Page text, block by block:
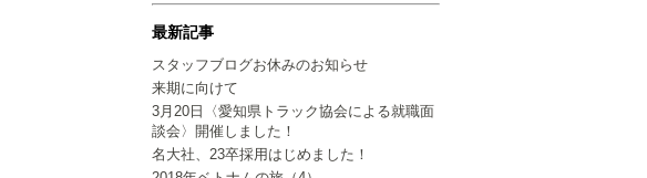
最新記事
スタッフブログお休みのお知らせ
来期に向けて
3月20日〈愛知県トラック協会による就職面
談会〉開催しました！
名大社、23卒採用はじめました！